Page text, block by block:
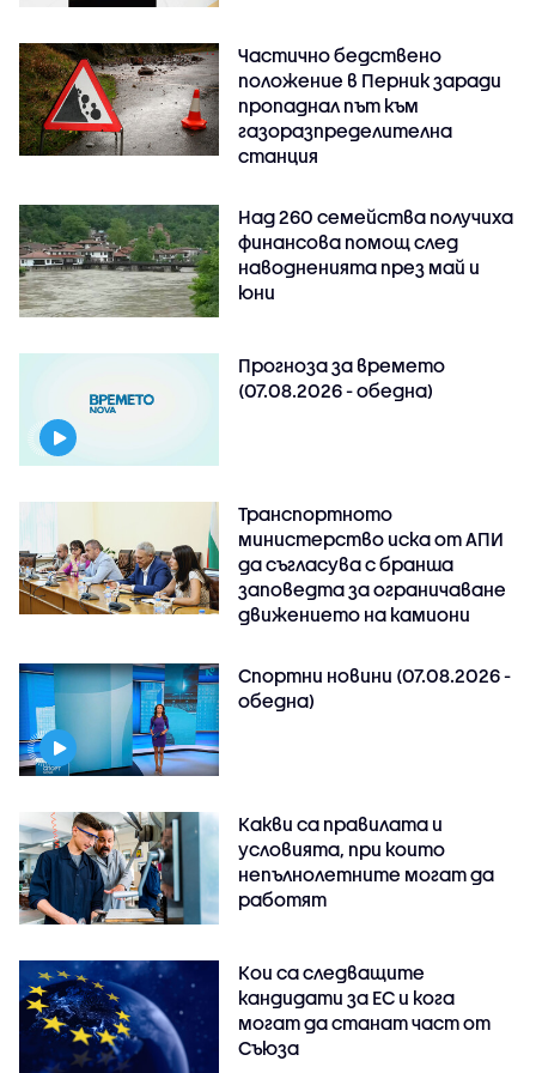
Частично бедствено
положение в Перник заради
пропаднал път към
газоразпределителна
станция
Над 260 семейства получиха
финансова помощ след
наводненията през май и
юни
Прогноза за времето
(07.08.2026 - обедна)
Транспортното
министерство иска от АПИ
да съгласува с бранша
заповедта за ограничаване
движението на камиони
Спортни новини (07.08.2026 -
обедна)
Какви са правилата и
условията, при които
непълнолетните могат да
работят
Кои са следващите
кандидати за ЕС и кога
могат да станат част от
Съюза